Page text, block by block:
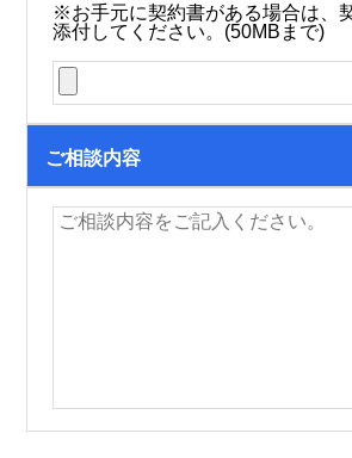
※お手元に契約書がある場合は、
添付してください。(50MBまで)
ご相談内容